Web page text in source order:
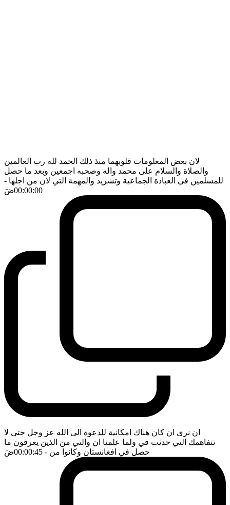
لان بعض المعلومات قلوبهما منذ ذلك الحمد لله رب العالمين
والصلاة والسلام على محمد واله وصحبه اجمعين وبعد ما حصل
للمسلمين في العبادة الجماعية وتشريد والمهمة التي لان من اجلها -
00:00:00ضَ
ان نرى ان كان هناك امكانية للدعوة الى الله عز وجل حتى لا
تتفاهمك التي حدثت في ولما علمنا ان والتي من الذين يعرفون ما
حصل في افغانستان وكانوا من - 00:00:45 ضَ